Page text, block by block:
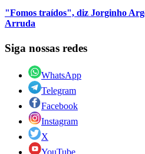
"Fomos traídos", diz Jorginho
Arruda
Siga nossas redes
WhatsApp
Telegram
Facebook
Instagram
X